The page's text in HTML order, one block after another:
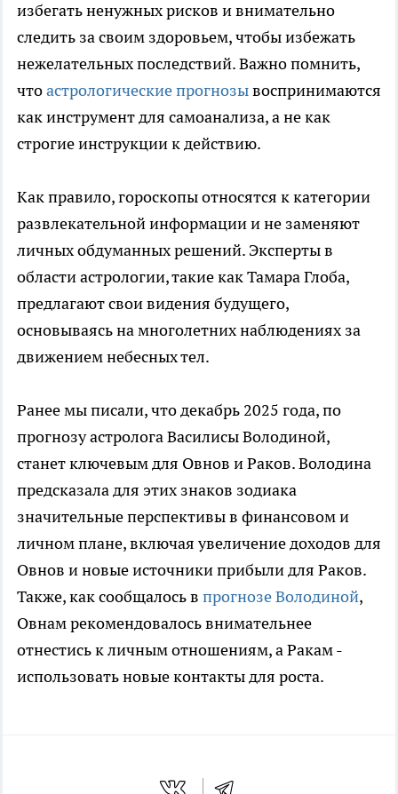
избегать ненужных рисков и внимательно
следить за своим здоровьем, чтобы избежать
нежелательных последствий. Важно помнить,
чтоастрологические прогнозывоспринимаются
как инструмент для самоанализа, а не как
строгие инструкции к действию.
Как правило, гороскопы относятся к категории
развлекательной информации и не заменяют
личных обдуманных решений. Эксперты в
области астрологии, такие как Тамара Глоба,
предлагают свои видения будущего,
основываясь на многолетних наблюдениях за
движением небесных тел.
Ранее мы писали, что декабрь 2025 года, по
прогнозу астролога Василисы Володиной,
станет ключевым для Овнов и Раков. Володина
предсказала для этих знаков зодиака
значительные перспективы в финансовом и
личном плане, включая увеличение доходов для
Овнов и новые источники прибыли для Раков.
Также, как сообщалось в прогнозе Володиной,
Овнам рекомендовалось внимательнее
отнестись к личным отношениям, а Ракам -
использовать новые контакты для роста.